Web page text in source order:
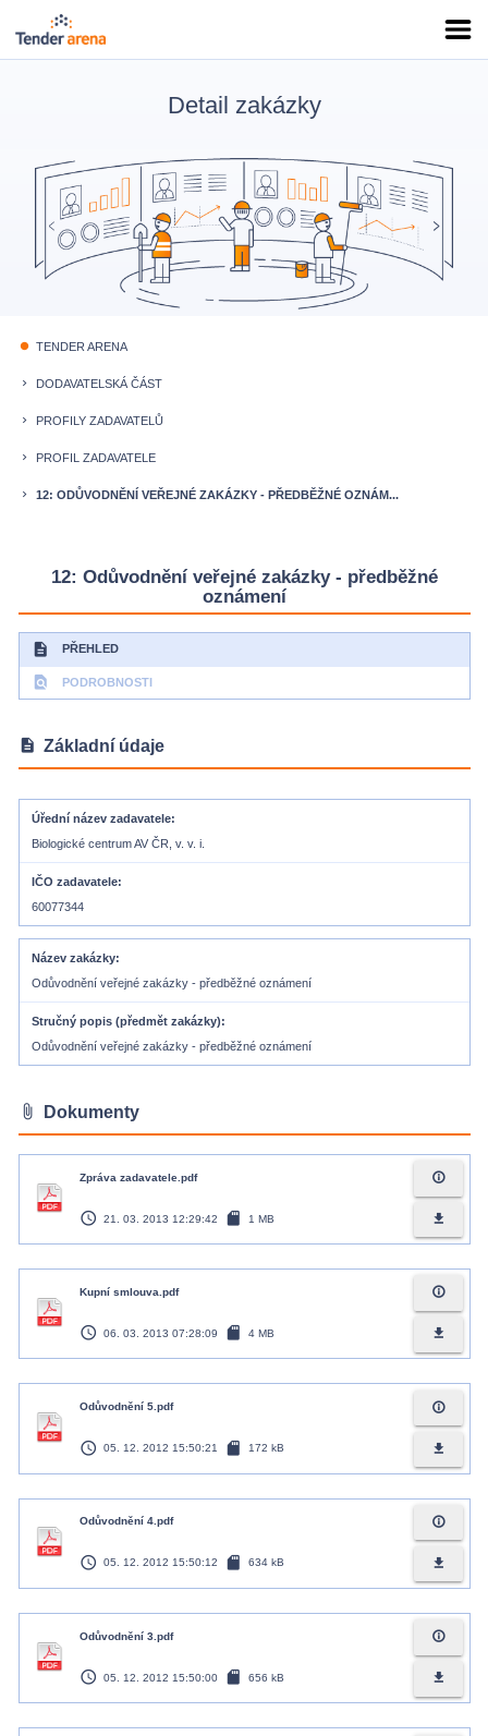
Detail zakázky
fiber_manual_record TENDER ARENA
keyboard_arrow_right DODAVATELSKÁ ČÁST
keyboard_arrow_right PROFILY ZADAVATELŮ
keyboard_arrow_right PROFIL ZADAVATELE
keyboard_arrow_right 12: ODŮVODNĚNÍ VEŘEJNÉ ZAKÁZKY - PŘEDBĚŽNÉ OZNÁM...
12: Odůvodnění veřejné zakázky - předběžné
oznámení
description PŘEHLED
find_in_page PODROBNOSTI
description Základní údaje
Úřední název zadavatele
Biologické centrum AV ČR, v. v. i.
IČO zadavatele
60077344
Název zakázky
Odůvodnění veřejné zakázky - předběžné oznámení
Stručný popis (předmět zakázky)
Odůvodnění veřejné zakázky - předběžné oznámení
attach_file Dokumenty
Zpráva zadavatele.pdf
access_time 21. 03. 2013 12:29:42 sd_card 1 MB
info_outline
file_download
Kupní smlouva.pdf
access_time 06. 03. 2013 07:28:09 sd_card 4 MB
info_outline
file_download
Odůvodnění 5.pdf
access_time 05. 12. 2012 15:50:21 sd_card 172 kB
info_outline
file_download
Odůvodnění 4.pdf
access_time 05. 12. 2012 15:50:12 sd_card 634 kB
info_outline
file_download
Odůvodnění 3.pdf
access_time 05. 12. 2012 15:50:00 sd_card 656 kB
info_outline
file_download